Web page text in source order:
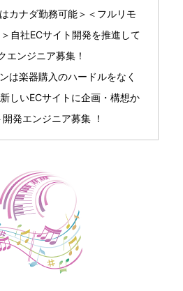
カナダ勤務可能＞＜フルリモ
自社ECサイト開発を推進して
エンジニア募集！
は楽器購入のハードルをなく
しいECサイトに企画・構想か
発エンジニア募集 ！